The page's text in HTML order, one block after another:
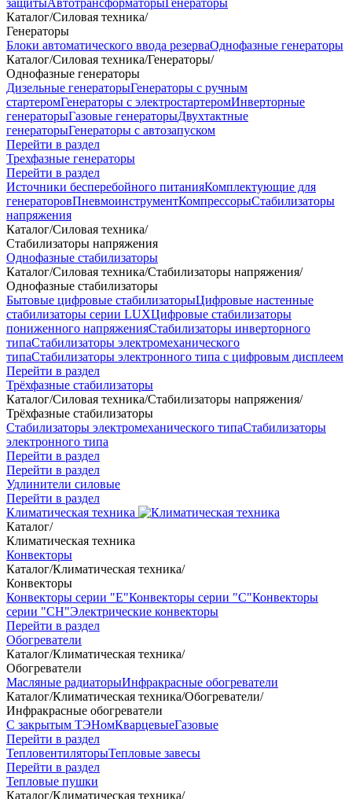
защитыАвтотрансформаторыГенераторы
Каталог/Силовая техника/
Генераторы
Блоки автоматического ввода резерваОднофазные генераторы
Каталог/Силовая техника/Генераторы/
Однофазные генераторы
Дизельные генераторыГенераторы с ручным
стартеромГенераторы с электростартеромИнверторные
генераторыГазовые генераторыДвухтактные
генераторыГенераторы с автозапуском
Перейти в раздел
Трехфазные генераторы
Перейти в раздел
Источники бесперебойного питанияКомплектующие для
генераторовПневмоинструментКомпрессорыСтабилизаторы
напряжения
Каталог/Силовая техника/
Стабилизаторы напряжения
Однофазные стабилизаторы
Каталог/Силовая техника/Стабилизаторы напряжения/
Однофазные стабилизаторы
Бытовые цифровые стабилизаторыЦифровые настенные
стабилизаторы серии LUXЦифровые стабилизаторы
пониженного напряженияСтабилизаторы инверторного
типаСтабилизаторы электромеханического
типаСтабилизаторы электронного типа с цифровым дисплеем
Перейти в раздел
Трёхфазные стабилизаторы
Каталог/Силовая техника/Стабилизаторы напряжения/
Трёхфазные стабилизаторы
Стабилизаторы электромеханического типаСтабилизаторы
электронного типа
Перейти в раздел
Перейти в раздел
Удлинители силовые
Перейти в раздел
Климатическая техника
Каталог/
Климатическая техника
Конвекторы
Каталог/Климатическая техника/
Конвекторы
Конвекторы серии "Е"Конвекторы серии "С"Конвекторы
серии "СН"Электрические конвекторы
Перейти в раздел
Обогреватели
Каталог/Климатическая техника/
Обогреватели
Масляные радиаторыИнфракрасные обогреватели
Каталог/Климатическая техника/Обогреватели/
Инфракрасные обогреватели
С закрытым ТЭНомКварцевыеГазовые
Перейти в раздел
ТепловентиляторыТепловые завесы
Перейти в раздел
Тепловые пушки
Каталог/Климатическая техника/